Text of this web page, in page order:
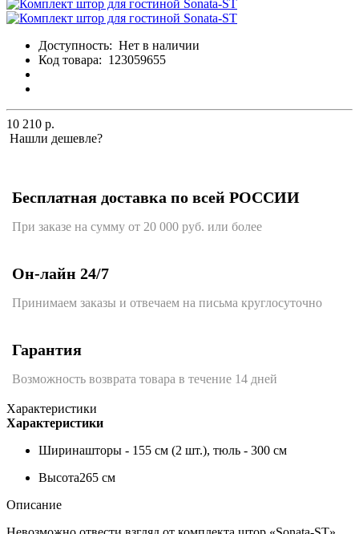
Доступность: Нет в наличии
Код товара: 123059655
10 210 р.
Нашли дешевле?
Бесплатная доставка по всей РОССИИ
При заказе на сумму от 20 000 руб. или более
Он-лайн 24/7
Принимаем заказы и отвечаем на письма круглосуточно
Гарантия
Возможность возврата товара в течение 14 дней
Характеристики
Характеристики
Ширинашторы - 155 см (2 шт.), тюль - 300 см
Высота265 см
Описание